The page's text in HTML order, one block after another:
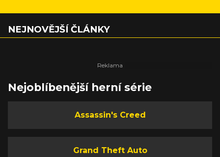
NEJNOVĚJŠÍ ČLÁNKY
Nejoblíbenější herní série
Assassin's Creed
Grand Theft Auto